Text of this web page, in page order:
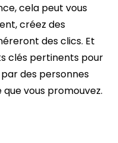
cela peut vous
créez des
des clics. Et
clés pertinents pour
des personnes
vous promouvez.